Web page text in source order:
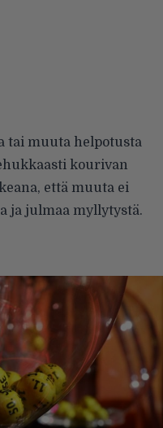
tai muuta helpotusta
kourivan
että muuta ei
ja julmaa myllytystä.